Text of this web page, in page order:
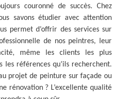
couronné de succès. Chez
savons étudier avec attention
permet d’offrir des services sur
de nos peintres, leur
même les clients les plus
les références qu’ils recherchent.
projet de peinture sur façade ou
rénovation ? L’excellente qualité